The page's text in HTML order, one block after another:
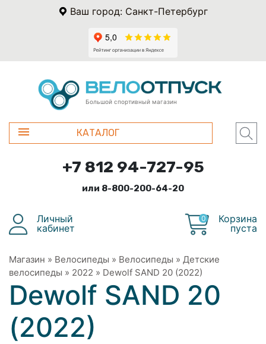
Ваш город: Санкт-Петербург
Большой спортивный магазин
КАТАЛОГ
+7 812 94-727-95
или 8-800-200-64-20
Личный
кабинет
0
Корзина
пуста
Магазин » Велосипеды » Велосипеды » Детские
велосипеды » 2022 » Dewolf SAND 20 (2022)
Dewolf SAND 20
(2022)